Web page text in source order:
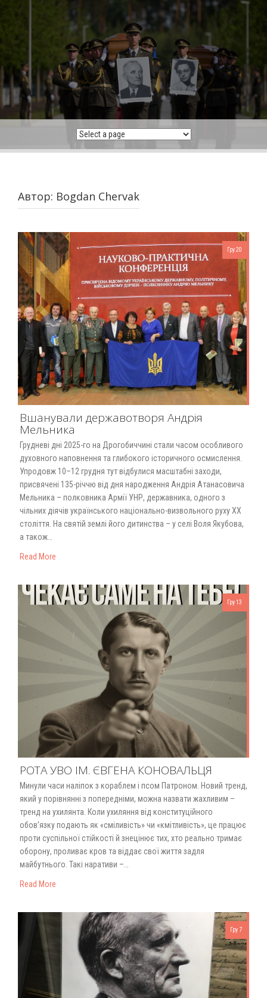
Автор: Bogdan Chervak
Гру 20
Вшанували державотворя Андрія
Мельника
Грудневі дні 2025-го на Дрогобиччині стали часом особливого
духовного наповнення та глибокого історичного осмислення.
Упродовж 10–12 грудня тут відбулися масштабні заходи,
присвячені 135-річчю від дня народження Андрія Атанасовича
Мельника – полковника Армії УНР, державника, одного з
чільних діячів українського національно-визвольного руху ХХ
століття. На святій землі його дитинства – у селі Воля Якубова,
а також…
Read More
Гру 13
РОТА УВО ІМ. ЄВГЕНА КОНОВАЛЬЦЯ
Минули часи наліпок з кораблем і псом Патроном. Новий тренд,
який у порівнянні з попередніми, можна назвати жахливим –
тренд на ухилянта. Коли ухиляння від конституційного
обов’язку подають як «сміливість» чи «кмітливість», це працює
проти суспільної стійкості й знецінює тих, хто реально тримає
оборону, проливає кров та віддає свої життя задля
майбутнього. Такі наративи –…
Read More
Гру 7